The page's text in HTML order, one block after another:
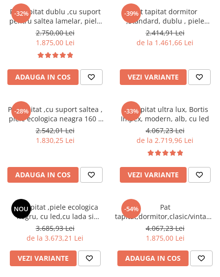
Birouri camera copilului
Canapele copii
Paturi pentru copii
Paturi supraetajate
Covoare
COVOARE CLASICE
COVOARE PUFOASE(SHAGGY)FIR
LUNG
Mobilier Gradina
Mese gradina
Scaune de gradina
Seturi de gradina
Sezlonguri
Sezlonguri de gradina si terasa
Electrocasnice incorporabile
,Chiuvete si baterii
Baterii bucatarie
-32%
Pat tapitat dublu ,cu suport
pentru saltea lamelar, piele
ecologica alba,160x 200 cm
,Bortis Impex
2.750,00 Lei
1.875,00 Lei
ADAUGA IN COS
-39%Pat tapitat dormitor
,Standard, dublu , piele
ecologica alb
2.414,91 Lei
de la 1.461,66 Lei
VEZI VARIANTE
-28%
Pat tapitat ,cu suport saltea ,
piele ecologica neagra 160 x
200 cm ,Bortis Impex
2.542,01 Lei
1.830,25 Lei
ADAUGA IN COS
-33%
Pat tapitat ultra lux, Bortis
Impex, modern, alb, cu led
4.067,23 Lei
de la 2.719,96 Lei
VEZI VARIANTE
NOU
Pat tapitat ,piele ecologica
negru, cu led,cu lada si
somiera inclinabila
inclusa,Bortis Impex
3.685,93 Lei
de la 3.673,21 Lei
VEZI VARIANTE
-54%
Pat
tapitat,dormitor,clasic/
gri,cu 3 sertare ,suport saltea
inclus,Bortis
4.067,23 Lei
1.875,00 Lei
ADAUGA IN COS